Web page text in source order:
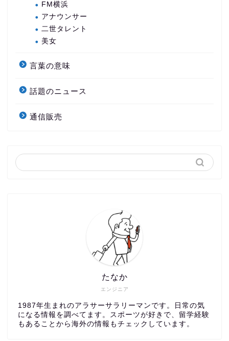
FM横浜
アナウンサー
二世タレント
美女
言葉の意味
話題のニュース
通信販売
エンジニア
たなか
1987年生まれのアラサーサラリーマンです。日常の気
になる情報を調べてます。スポーツが好きで、留学経験
もあることから海外の情報もチェックしています。